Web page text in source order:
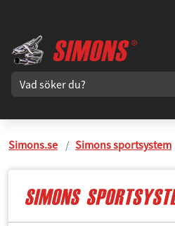
Simons.se Simons sportsystem